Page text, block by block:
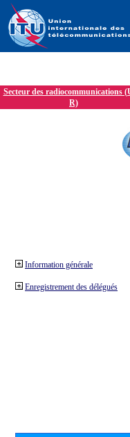
Secteur des radiocommunications
R)
Information générale
Enregistrement des délégués